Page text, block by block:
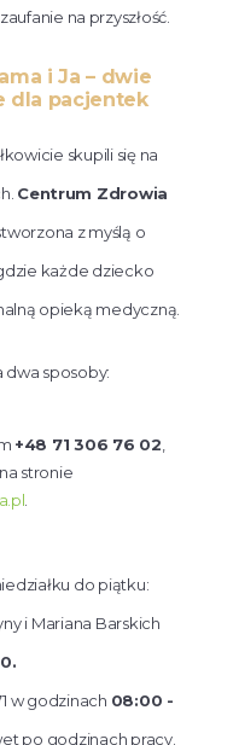
na przyszłość.
i Ja – dwie
dla pacjentek
skupili się na
Centrum Zdrowia
z myślą o
każde dziecko
opieką medyczną.
dwa sposoby:
+48 71 306 76 02
stronie
do piątku:
i Mariana Barskich
w godzinach 08:00 -
po godzinach pracy.